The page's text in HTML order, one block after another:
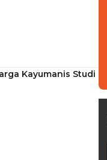
Kayumanis Studi